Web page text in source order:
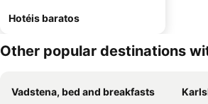
Hotéis baratos
Other popular destinations
Vadstena, bed and breakfasts